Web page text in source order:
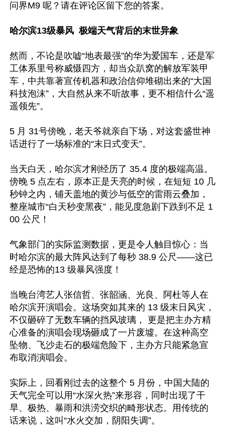
问界M9 呢？请在评论区留下您的答案。
哈尔滨13级暴风  极端天气背后的末世异象
然而，不论是吹嘘“地表最强”的华为爱国车，还是军
工体系里号称威慑四方，却当众趴窝的解放军装甲
车，中共靠著宣传机器和政治信仰堆砌出来的“大国
科技泡沫”，大自然从来不听故事，更不相信什么“遥
遥领先”。
5 月 31号傍晚，老天爷就亲自下场，对这套盛世神
话进行了一场标准的“末日式变天”。
当天白天，哈尔滨才刚经历了 35.4 度的极端高温。
傍晚 5 点左右，原本正是天亮的时候，在短短 10 几
秒钟之内，铺天盖地的黄沙与低空的雷雨云叠加，
整座城市“白天秒变黑夜”，能见度急剧下跌到不足 1
00 公尺！
气象部门的实际监测数据，更是令人触目惊心：当
时哈尔滨的最大阵风达到了每秒 38.9 公尺——这已
经是恐怖的13 级暴风强度！
当晚台湾艺人张信哲、张韶涵、光良、阿杜等人在
哈尔滨开演唱会。这场突如其来的 13 级末日风灾，
不仅砸碎了无数车辆的挡风玻璃， 更是把主办方精
心准备的演唱会现场砸成了一片废墟。在这种高空
坠物、飞沙走石的极端危险下，主办方只能紧急宣
布取消演唱会。
实际上，回看刚过去的这整个 5 月份，中国大陆的
天气完全可以用“水深火热”来形容，同时出现了干
旱、极热、暴雨和洪涝交织的畸形状态。用传统的
话来说，这叫“水火交加，阴阳失调”。